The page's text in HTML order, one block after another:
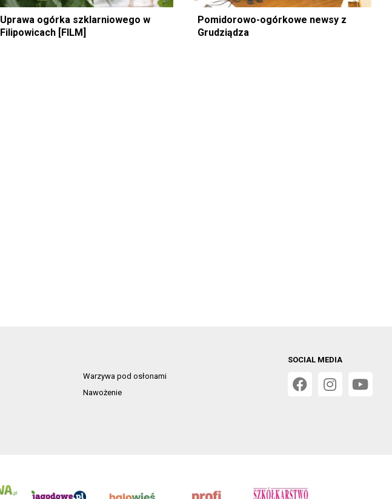
Uprawa ogórka szklarniowego w
Filipowicach [FILM]
Pomidorowo-ogórkowe newsy z
Grudziądza
Warzywa pod osłonami
Nawożenie
SOCIAL MEDIA